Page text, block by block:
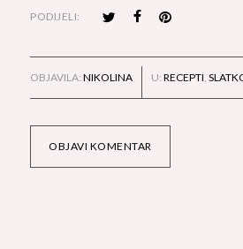
PODIJELI:
OBJAVI KOMENTAR
OBJAVILA: NIKOLINA U: RECEPTI,